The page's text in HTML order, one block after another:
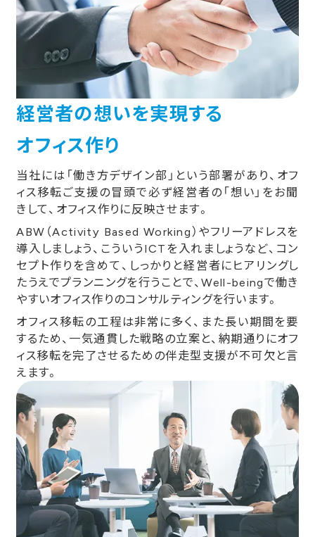
経営者の想いを実現する
オフィス作り
当社には「働き方デザイン部」という部署があり、オフ
ィス移転ご支援の冒頭で必ず経営者の「想い」をお聞
きして、オフィス作りに反映させます。
ABW（Activity Based Working）やフリーアドレスを
導入しましょう、こういうICTを入れましょうなど、コン
セプト作りを含めて、しっかりと経営者にヒアリングし
たうえでプランニングを行うことで、Well-beingで働き
やすいオフィス作りのコンサルティングを行います。
オフィス移転の工程は非常に多く、また長い期間を要
するため、一気通貫した戦略の立案と、納期通りにオフ
ィス移転を完了させるための伴走型支援が不可欠と言
えます。